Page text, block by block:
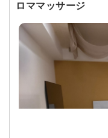
ロママッサージ